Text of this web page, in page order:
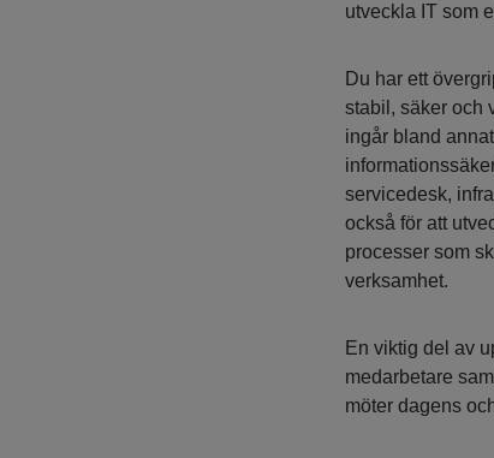
utveckla IT som
Du har ett
stabil, säker och
ingår bland
servicedesk,
också för att
processer som
verksamhet.
En viktig del av
medarbetare
möter dagens